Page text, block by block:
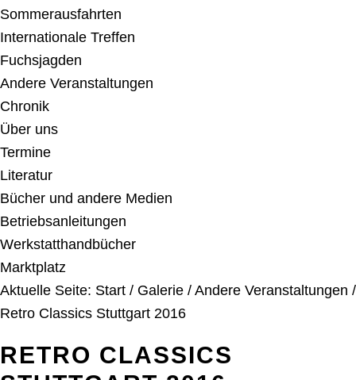
Sommerausfahrten
Internationale Treffen
Fuchsjagden
Andere Veranstaltungen
Chronik
Über uns
Termine
Literatur
Bücher und andere Medien
Betriebsanleitungen
Werkstatthandbücher
Marktplatz
Aktuelle Seite: Start / Galerie / Andere Veranstaltungen /
Retro Classics Stuttgart 2016
RETRO CLASSICS